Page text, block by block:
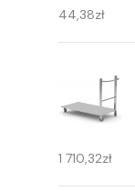
44,38zł
1 710,32zł